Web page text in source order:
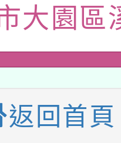
院辦理「
及節水達
日(星期六
祈福系列
度第2次
公告(無人
學行動站研
年度閱讀
大園區
返回首頁